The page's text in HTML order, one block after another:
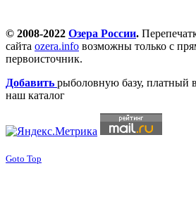
© 2008-2022 Озера России.
сайта ozera.info возможны только с
первоисточник.
Добавить рыболовную базу, платный
наш каталог
Goto Top